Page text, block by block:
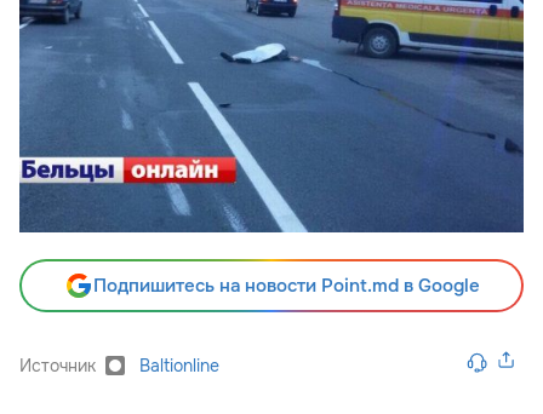
Подпишитесь на новости Point.md в Google
Источник Baltionline